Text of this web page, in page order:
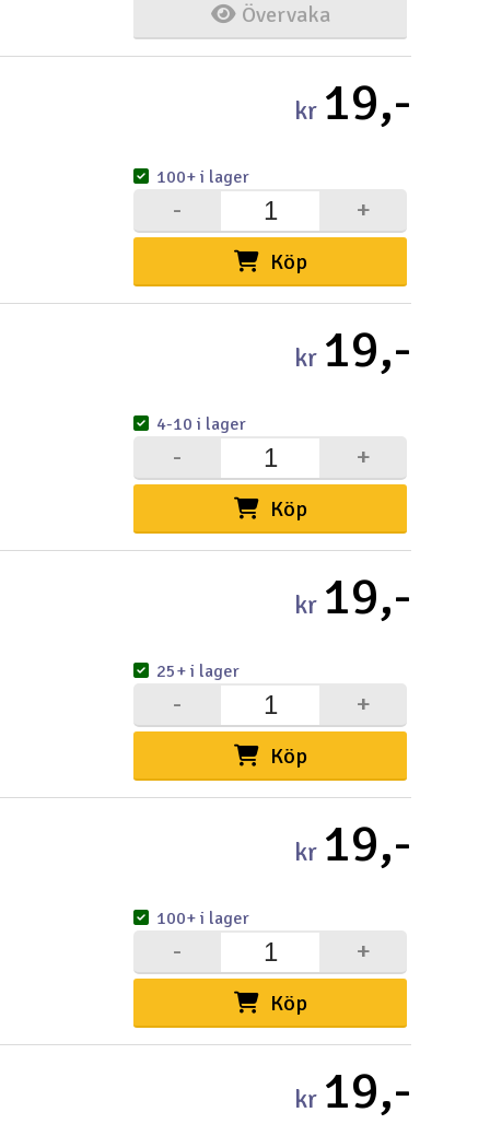
Övervaka
kr 19,-
Köp
+
-
100+ i lager
kr 19,-
Köp
+
-
4-10 i lager
kr 19,-
Köp
+
-
25+ i lager
kr 19,-
Köp
+
-
100+ i lager
kr 19,-